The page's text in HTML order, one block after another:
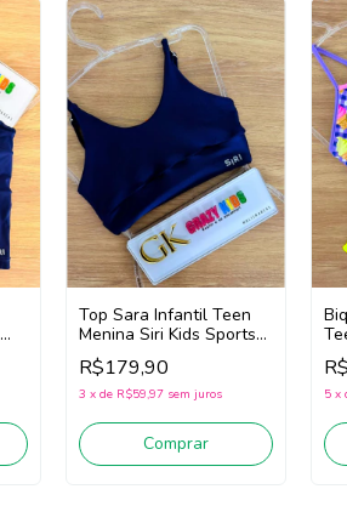
Top Sara Infantil Teen
Menina Siri Kids Sports
Trilobal 44599 (Marinho)
R$179,90
3 xde R$59,97 sem juros
Comprar
5 x